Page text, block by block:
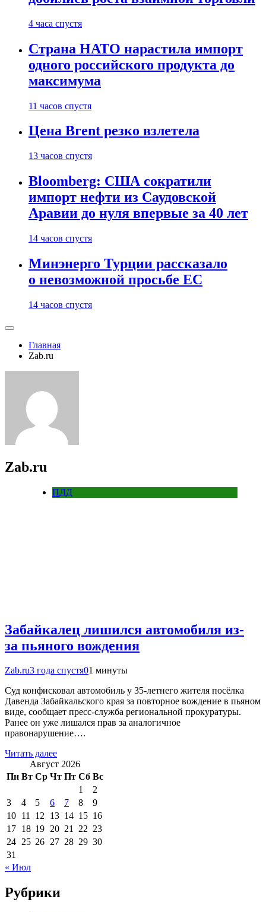
4 часа спустя
Страна НАТО нарастила импорт
одного российского продукта до
максимума
11 часов спустя
Цена Brent резко взлетела
13 часов спустя
Bloomberg: США сократили
импорт нефти из Саудовской
Аравии до нуля впервые за 40 лет
14 часов спустя
Минэнерго Турции рассказало
о невозможной просьбе ЕС
14 часов спустя
Главная
Zab.ru
Zab.ru
ПДД
Забайкалец лишился автомобиля из-
за пьяного вождения
Zab.ru3 года спустя01 минуты
Суд конфисковал автомобиль у 35-летнего жителя посёлка
Давенда Забайкальского края за повторное вождение в пьяном
виде, сообщает пресс-служба региональной прокуратуры.
Ранее он уже лишался прав за аналогичное
правонарушение….
Читать далее
Август 2026
Пн Вт Ср Чт Пт Сб Вс
1
2
3
4 5 6 7 8
9
10 11 12 13 14 15 16
17 18 19 20 21 22 23
24 25 26 27 28 29 30
31
« Июл
Рубрики